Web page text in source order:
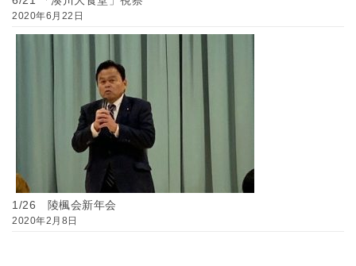
2020年6月22日
1/26 陵楓会新年会
2020年2月8日